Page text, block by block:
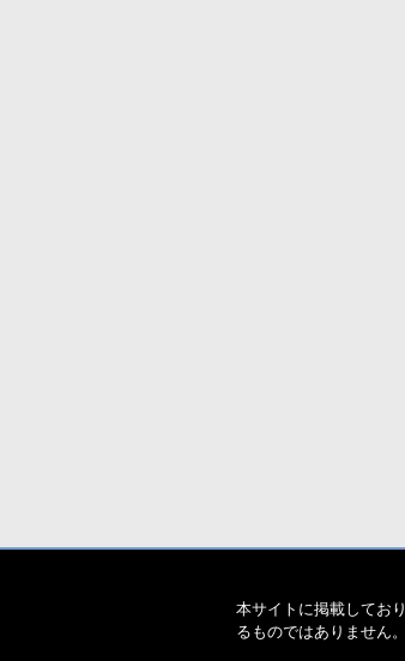
本サイトに掲載してお
るものではありません。